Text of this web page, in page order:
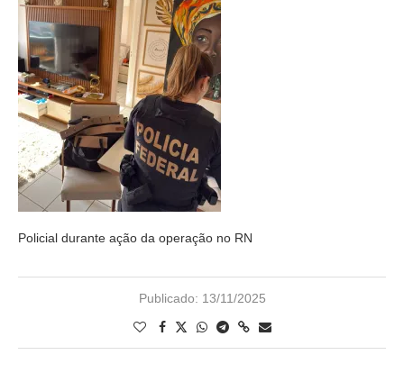
Policial durante ação da operação no RN
Publicado: 13/11/2025